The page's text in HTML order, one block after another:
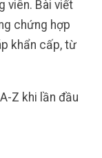
viên. Bài viết
chứng hợp
khẩn cấp, từ
Z khi lần đầu